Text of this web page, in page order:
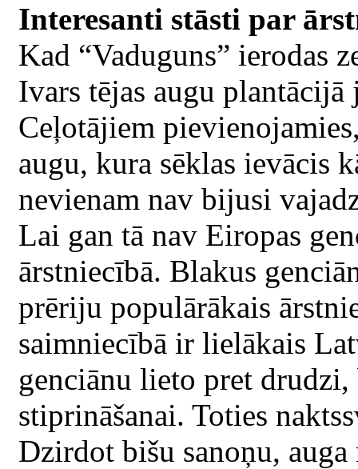
Interesanti stāsti par
Kad “Vaduguns” ierodas
Ivars tējas augu
Ceļotājiem
augu, kura sēklas ievācis
nevienam nav bijusi
Lai gan tā nav Eiropas
ārstniecībā. Blakus
prēriju populārākais
saimniecībā ir lielākais
genciānu lieto pret
stiprināšanai. Toties
Dzirdot bišu sanoņu,